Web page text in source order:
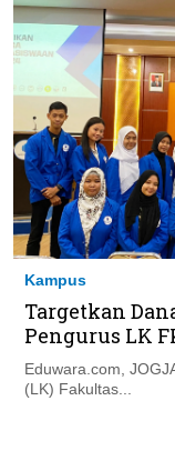
Kampus
Targetkan
Pengurus LK
Eduwara.com,
(LK) Fakultas...